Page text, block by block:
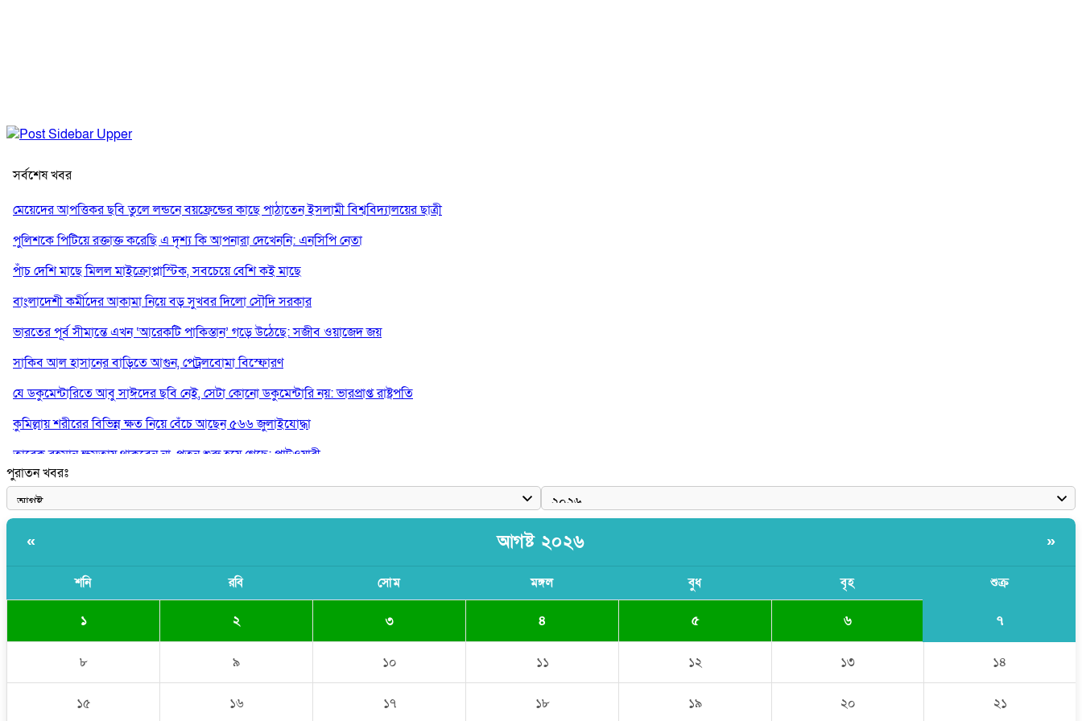
সর্বশেষ খবর
মেয়েদের আপত্তিকর ছবি তুলে লন্ডনে বয়ফ্রেন্ডের কাছে পাঠাতেন ইসলামী বিশ্ববিদ্যালয়ের ছাত্রী
পুলিশকে পিটিয়ে রক্তাক্ত করেছি এ দৃশ্য কি আপনারা দেখেননি: এনসিপি নেতা
পাঁচ দেশি মাছে মিলল মাইক্রোপ্লাস্টিক, সবচেয়ে বেশি কই মাছে
বাংলাদেশী কর্মীদের আকামা নিয়ে বড় সুখবর দিলো সৌদি সরকার
ভারতের পূর্ব সীমান্তে এখন ‘আরেকটি পাকিস্তান’ গড়ে উঠেছে: সজীব ওয়াজেদ জয়
সাকিব আল হাসানের বাড়িতে আগুন, পেট্রলবোমা বিস্ফোরণ
যে ডকুমেন্টারিতে আবু সাঈদের ছবি নেই, সেটা কোনো ডকুমেন্টারি নয়: ভারপ্রাপ্ত রাষ্ট্রপতি
কুমিল্লায় শরীরের বিভিন্ন ক্ষত নিয়ে বেঁচে আছেন ৫৬৬ জুলাইযোদ্ধা
তারেক রহমান ক্ষমতায় থাকবেন না, পতন শুরু হয়ে গেছে: পাটওয়ারী
শেখ হাসিনাকে আর রাখতে চাচ্ছে না ভারত: আসিফ মাহমুদ
পুরাতন খবরঃ
« আগষ্ট ২০২৬ »
শনি রবি সোম মঙ্গল বুধ বৃহ শুক্র
১ ২ ৩ ৪ ৫ ৬ ৭
৮ ৯ ১০ ১১ ১২ ১৩ ১৪
১৫ ১৬ ১৭ ১৮ ১৯ ২০ ২১